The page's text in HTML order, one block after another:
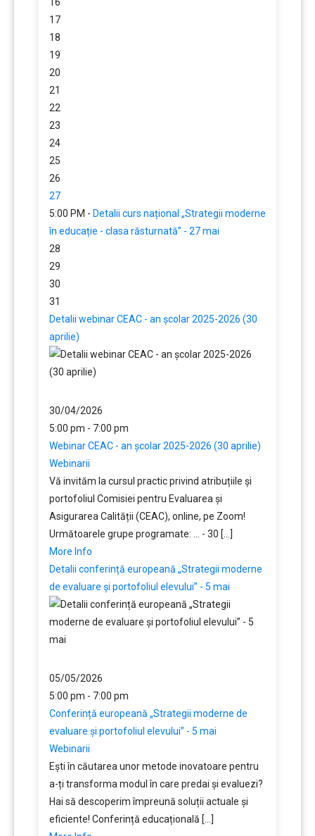
17
18
19
20
21
22
23
24
25
26
27
5:00 PM - Detalii curs național „Strategii moderne
în educație - clasa răsturnată” - 27 mai
28
29
30
31
Detalii webinar CEAC - an școlar 2025-2026 (30
aprilie)
30/04/2026
5:00 pm - 7:00 pm
Webinar CEAC - an școlar 2025-2026 (30 aprilie)
Webinarii
Vă invităm la cursul practic privind atribuțiile și
portofoliul Comisiei pentru Evaluarea și
Asigurarea Calității (CEAC), online, pe Zoom!
Următoarele grupe programate: ... - 30 [...]
More Info
Detalii conferință europeană „Strategii moderne
de evaluare și portofoliul elevului” - 5 mai
05/05/2026
5:00 pm - 7:00 pm
Conferință europeană „Strategii moderne de
evaluare și portofoliul elevului” - 5 mai
Webinarii
Ești în căutarea unor metode inovatoare pentru
a-ți transforma modul în care predai și evaluezi?
Hai să descoperim împreună soluții actuale și
eficiente! Conferință educațională [...]